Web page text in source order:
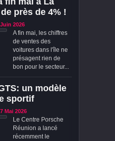
près de 4% !
2026
A fin mai, les chiffres
de ventes des
voitures dans l'île ne
présagent rien de
bon pour le secteur...
un modèle
sportif
Mai 2026
Le Centre Porsche
Réunion a lancé
récemment le